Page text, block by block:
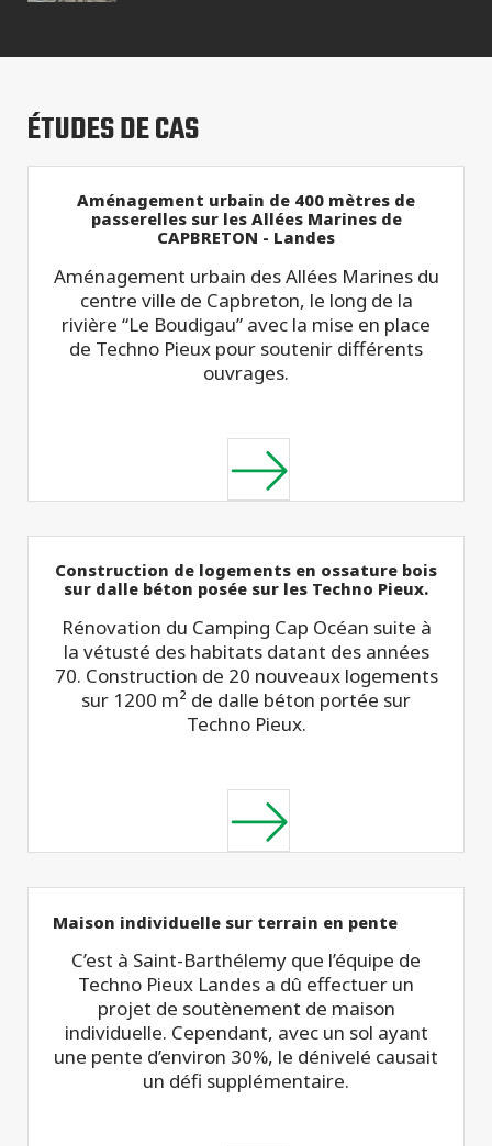
ÉTUDES DE CAS
Aménagement urbain de 400 mètres de
passerelles sur les Allées Marines de
CAPBRETON - Landes
Aménagement urbain des Allées Marines du
centre ville de Capbreton, le long de la
rivière “Le Boudigau” avec la mise en place
de Techno Pieux pour soutenir différents
ouvrages.
Construction de logements en ossature bois
sur dalle béton posée sur les Techno Pieux.
Rénovation du Camping Cap Océan suite à
la vétusté des habitats datant des années
70. Construction de 20 nouveaux logements
sur 1200 m² de dalle béton portée sur
Techno Pieux.
Maison individuelle sur terrain en pente
C’est à Saint-Barthélemy que l’équipe de
Techno Pieux Landes a dû effectuer un
projet de soutènement de maison
individuelle. Cependant, avec un sol ayant
une pente d’environ 30%, le dénivelé causait
un défi supplémentaire.